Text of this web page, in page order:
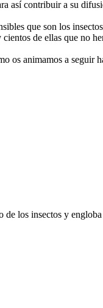
así contribuir a su
que son los
de ellas que no
animamos a seguir
los insectos y